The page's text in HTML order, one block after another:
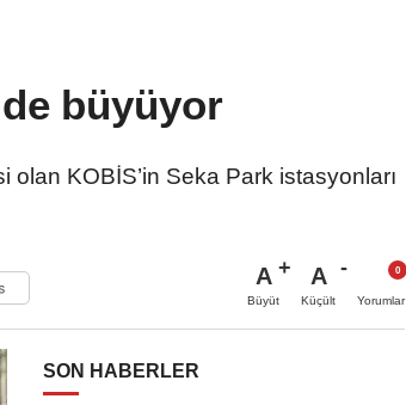
büyüyor
KOBİS’in Seka Park istasyonları
A
Büyüt
A
Küçült Yorumlar
SON HABERLER